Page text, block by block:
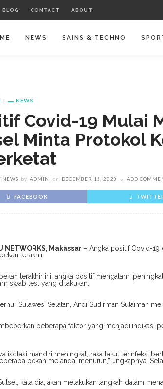
BLOG CONTACT ABOUT
NEWS SAINS & TECHNO
NEWS
Covid-19 Mulai
Minta Protokol
NEWS by ADMIN on DECEMBER 15, 2020 ADD
FACEBOOK
NETWORKS, Makassar – Angka positif Covid-19
terakhir.
terakhir ini, angka positif mengalami
swab test yang dilakukan.
Sulawesi Selatan, Andi Sudirman Sulaiman
beberapa faktor yang menjadi indikasi
isolasi mandiri meningkat, rasa takut terinfeksi
pekan melandai menurun,” ungkapnya,
kata dia, akan melakukan langkah dalam